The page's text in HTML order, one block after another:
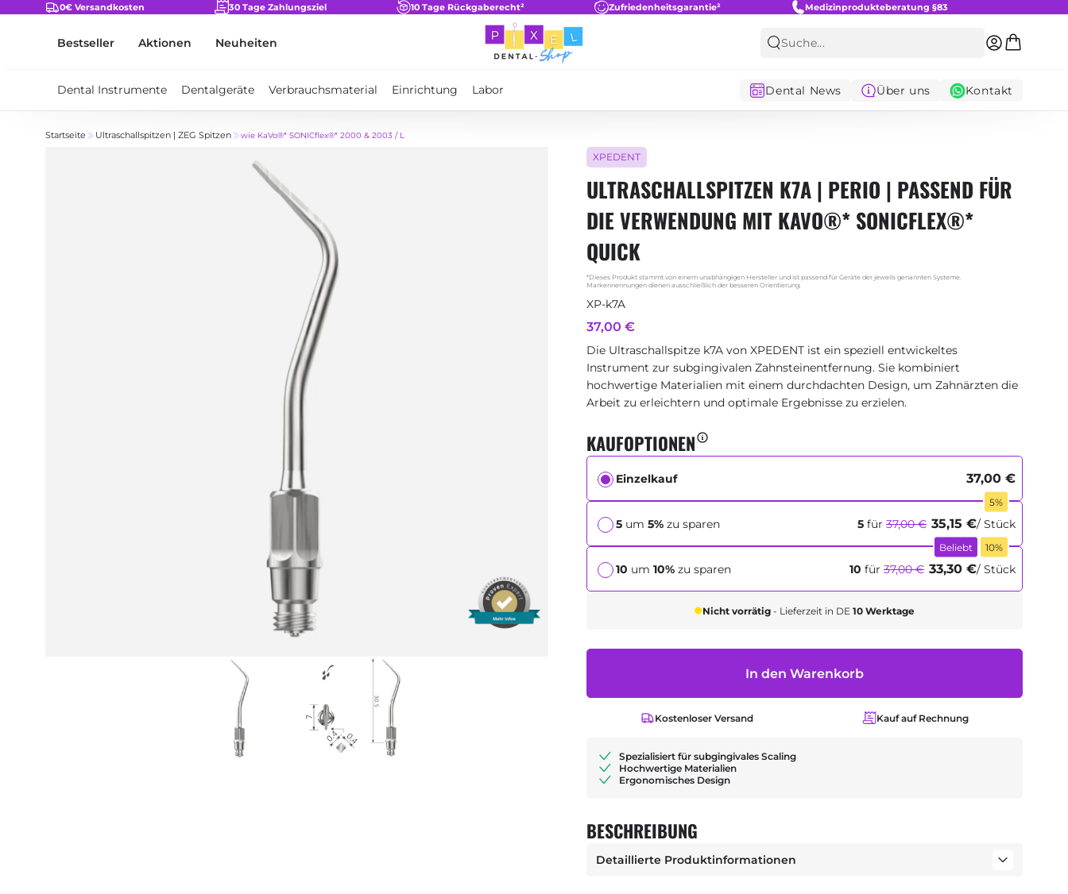
ZUM INHALT SPRINGEN
0€ Versandkosten 30 Tage Zahlungsziel 10 Tage Rückgaberecht² Zufriedenheitsgarantie² Medizinprodukteberatung §83
Bestseller Aktionen Neuheiten Suche... Login
Warenkorb
Dental Instrumente Dentalgeräte Verbrauchsmaterial Einrichtung Labor Dental News Über uns Kontakt
Startseite Ultraschallspitzen | ZEG Spitzen wie KaVo®* SONICflex®* 2000 & 2003 / L
XPEDENT
ULTRASCHALLSPITZEN K7A | PERIO | PASSEND FÜR
DIE VERWENDUNG MIT KAVO®* SONICFLEX®*
QUICK
*Dieses Produkt stammt von einem unabhängigen Hersteller und ist passend für Geräte der jeweils genannten Systeme.
Markennennungen dienen ausschließlich der besseren Orientierung.
XP-k7A
37,00 €
Die Ultraschallspitze k7A von XPEDENT ist ein speziell entwickeltes
Instrument zur subgingivalen Zahnsteinentfernung. Sie kombiniert
hochwertige Materialien mit einem durchdachten Design, um Zahnärzten die
Arbeit zu erleichtern und optimale Ergebnisse zu erzielen.
KAUFOPTIONEN
Einzelkauf 37,00 €
5%
5 um 5% zu sparen 5 für 37,00 € 35,15 €/ Stück
Beliebt 10%
10 um 10% zu sparen 10 für 37,00 € 33,30 €/ Stück
Nicht vorrätig - Lieferzeit in DE 10 Werktage
In den Warenkorb
Kostenloser Versand Kauf auf Rechnung
Spezialisiert für subgingivales Scaling
Hochwertige Materialien
Ergonomisches Design
BESCHREIBUNG
Detaillierte Produktinformationen